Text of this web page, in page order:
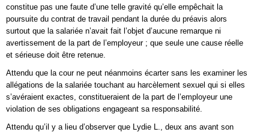
constitue pas une faute d’une telle gravité qu’elle empêchait la
poursuite du contrat de travail pendant la durée du préavis alors
surtout que la salariée n’avait fait l’objet d’aucune remarque ni
avertissement de la part de l’employeur ; que seule une cause réelle
et sérieuse doit être retenue.
Attendu que la cour ne peut néanmoins écarter sans les examiner les
allégations de la salariée touchant au harcèlement sexuel qui si elles
s’avéraient exactes, constitueraient de la part de l’employeur une
violation de ses obligations engageant sa responsabilité.
Attendu qu’il y a lieu d’observer que Lydie L., deux ans avant son